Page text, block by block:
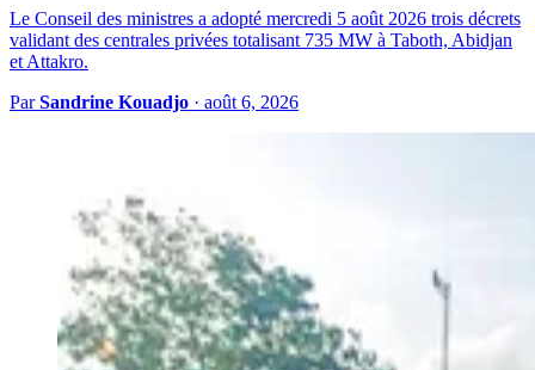
Le Conseil des ministres a adopté mercredi 5 août 2026 trois décrets
validant des centrales privées totalisant 735 MW à Taboth, Abidjan
et Attakro.
ParSandrine Kouadjo · août 6, 2026